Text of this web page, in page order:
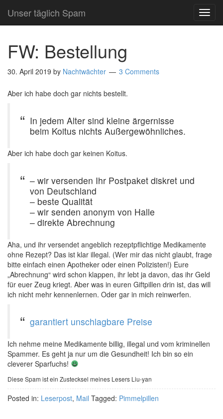
Unser täglich Spam
FW: Bestellung
30. April 2019 by Nachtwächter 3 Comments
Aber ich habe doch gar nichts bestellt.
In jedem Alter sind kleine ärgernisse
beim Koitus nichts Außergewöhnliches.
Aber ich habe doch gar keinen Koitus.
– wir versenden Ihr Postpaket diskret und
von Deutschland
– beste Qualität
– wir senden anonym von Halle
– direkte Abrechnung
Aha, und ihr versendet angeblich rezeptpflichtige Medikamente
ohne Rezept? Das ist klar illegal. (Wer mir das nicht glaubt, frage
bitte einfach einen Apotheker oder einen Polizisten!) Eure
„Abrechnung“ wird schon klappen, ihr lebt ja davon, das ihr Geld
für euer Zeug kriegt. Aber was in euren Giftpillen drin ist, das will
ich nicht mehr kennenlernen. Oder gar in mich reinwerfen.
garantiert unschlagbare Preise
Ich nehme meine Medikamente billig, illegal und vom kriminellen
Spammer. Es geht ja nur um die Gesundheit! Ich bin so ein
cleverer Sparfuchs!
Diese Spam ist ein Zustecksel meines Lesers Liu-yan
Posted in: Leserpost, Mail Tagged: Pimmelpillen